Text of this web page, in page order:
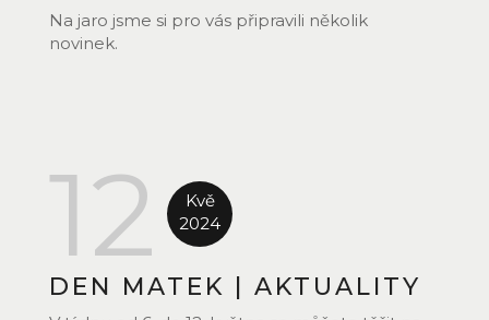
Na jaro jsme si pro vás připravili několik
novinek.
12
Kvě
2024
DEN MATEK AKTUALITY